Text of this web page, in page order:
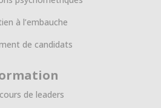
à l’embauche
de candidats
de leaders